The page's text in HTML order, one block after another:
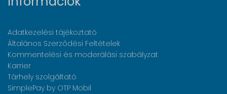
Adatkezelési tájékoztató
Általános Szerződési Feltételek
Kommentelési és moderálási szabályzat
Karrier
Tárhely szolgáltató
SimplePay by OTP Mobil